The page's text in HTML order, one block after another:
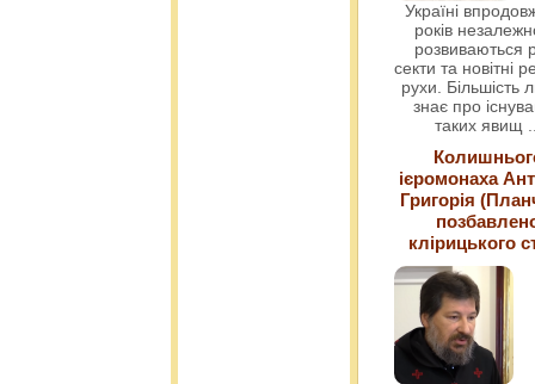
Україні
років
розвиваються
секти та новітні
рухи. Більшість
знає про
таких явищ
ієромонаха
Григорія
клірицького